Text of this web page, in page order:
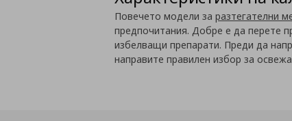
Повечето модели заразтегателни
предпочитания. Добре е да перете
избелващи препарати. Преди да
направите правилен избор за